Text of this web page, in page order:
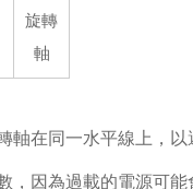
旋轉
軸
軸在同一水平線上，以
，因為過載的電源可能